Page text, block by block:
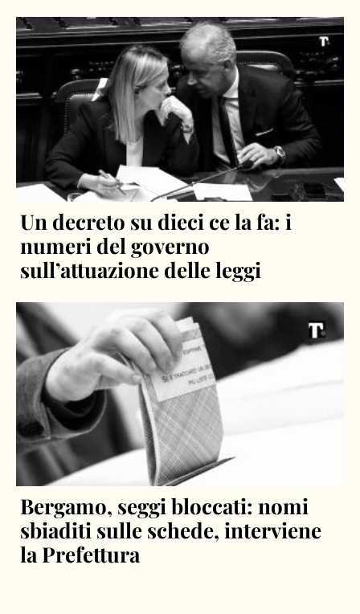
Un decreto su dieci ce la fa: i
numeri del governo
sull’attuazione delle leggi
Bergamo, seggi bloccati: nomi
sbiaditi sulle schede, interviene
la Prefettura